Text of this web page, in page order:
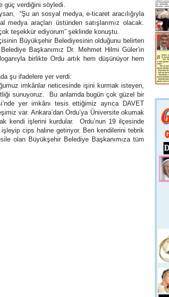
güç verdiğini söyledi.
“Şu an sosyal medya, e-ticaret aracılığıyla
medya araçları üstünden satışlarımız olacak.
teşekkür ediyorum” şeklinde konuştu.
Büyükşehir Belediyesinin olduğunu belirten
Başkanımız Dr. Mehmet Hilmi Güler’in
birlikte Ordu artık hem düşünüyor hem
şu ifadelere yer verdi:
imkânlar neticesinde işini kurmak isteyen,
sunuyoruz. Bu anlamda bugün çok güzel bir
yer imkânı tesis ettiğimiz ayrıca DAVET
var. Ankara’dan Ordu’ya Üniversite okumak
kendi işlerini kurdular. Ordu’nun 19 ilçesinde
cips haline getiriyor. Ben kendilerini tebrik
olan Büyükşehir Belediye Başkanımıza tüm